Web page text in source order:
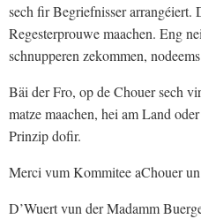
sech fir Begriefnisser arrangéiert.
Regesterprouwe maachen. Eng
schnupperen zekommen,
Bäi der Fro, op de Chouer sech
matze maachen, hei am Land
Prinzip dofir.
Merci vum Kommitee aChouer
D’Wuert vun der Madamm